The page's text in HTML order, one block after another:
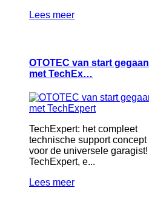
Lees meer
OTOTEC van start gegaan
met TechEx…
TechExpert: het compleet
technische support concept
voor de universele garagist!
TechExpert, e...
Lees meer